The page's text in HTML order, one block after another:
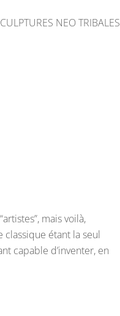
NEO TRIBALES
mais voilà,
classique étant la seul
capable d’inventer, en